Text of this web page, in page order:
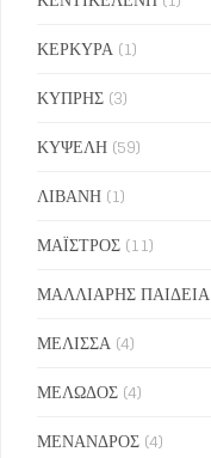
ΚΕΡΚΥΡΑ (1)
ΚΥΠΡΗΣ (3)
ΚΥΨΕΛΗ (59)
ΛΙΒΑΝΗ (1)
ΜΑΪΣΤΡΟΣ (11)
ΜΑΛΛΙΑΡΗΣ ΠΑΙΔΕΙΑ
ΜΕΛΙΣΣΑ (4)
ΜΕΛΩΔΟΣ (4)
ΜΕΝΑΝΔΡΟΣ (4)